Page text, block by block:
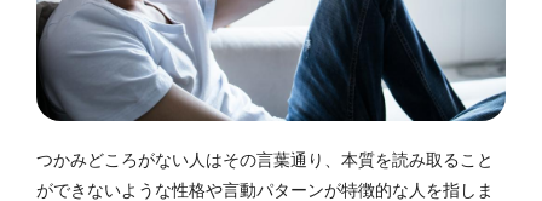
つかみどころがない人はその言葉通り、本質を読み取ること
ができないような性格や言動パターンが特徴的な人を指しま